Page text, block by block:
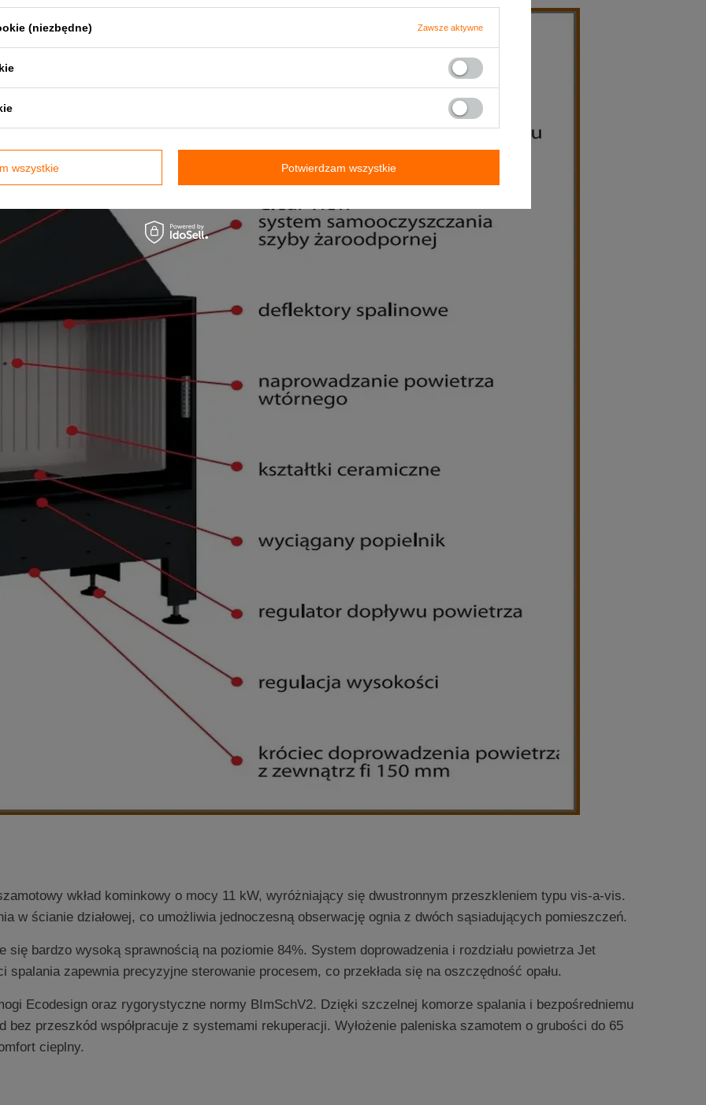
wkład kominkowy o mocy 11 kW, wyróżniający się dwustronnym przeszkleniem typu vis-a-vis.
w ścianie działowej, co umożliwia jednoczesną obserwację ognia z dwóch sąsiadujących pomieszczeń.
się bardzo wysoką sprawnością na poziomie 84%. System doprowadzenia i rozdziału powietrza Jet
zapewnia precyzyjne sterowanie procesem, co przekłada się na oszczędność opału.
Ecodesign oraz rygorystyczne normy BImSchV2. Dzięki szczelnej komorze spalania i bezpośredniemu
bez przeszkód współpracuje z systemami rekuperacji. Wyłożenie paleniska szamotem o grubości do 65
cieplny.
(niezbędne) Zawsze aktywne
wszystkie Potwierdzam wszystkie